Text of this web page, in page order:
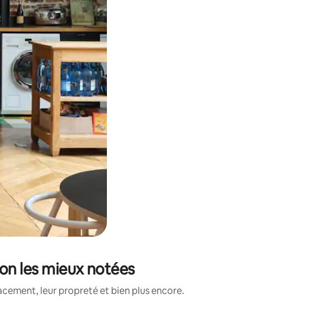
et en faisant glisser.
les mieux notées
leur propreté et bien plus encore.